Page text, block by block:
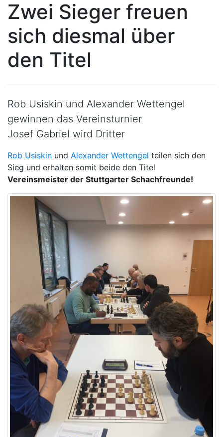
Zwei Sieger freuen
sich diesmal über
den Titel
Rob Usiskin und Alexander Wettengel
gewinnen das Vereinsturnier
Josef Gabriel wird Dritter
Rob Usiskin und Alexander Wettengel teilen sich den
Sieg und erhalten somit beide den Titel
Vereinsmeister der Stuttgarter Schachfreunde!